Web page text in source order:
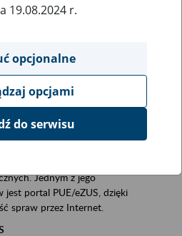
ZUS eZUS
Jednym z jego
jest portal PUE/eZUS, dzięki
spraw przez Internet.
19.08.2024 r.
opcjonalne
opcjami
do serwisu